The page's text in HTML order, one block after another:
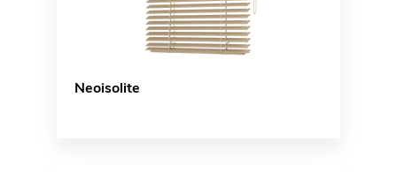
Neoisolite